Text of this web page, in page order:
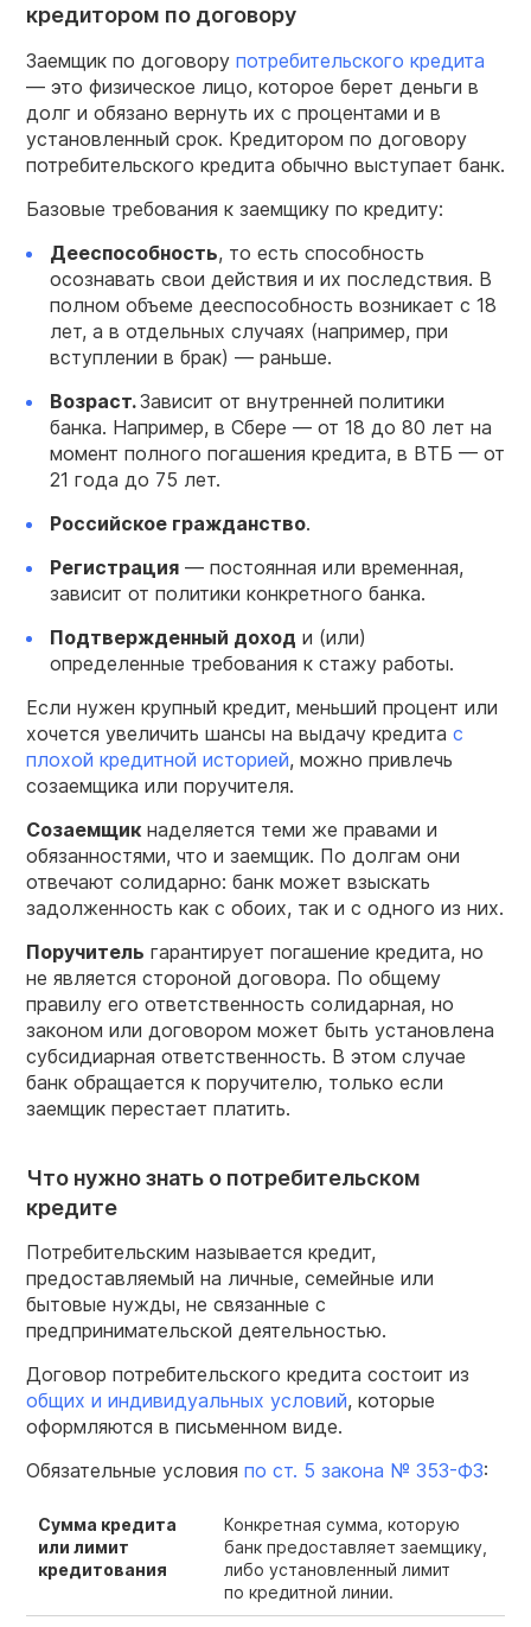
кредитором по договору
Заемщик по договору потребительского кредита
— это физическое лицо, которое берет деньги в
долг и обязано вернуть их с процентами и в
установленный срок. Кредитором по договору
потребительского кредита обычно выступает банк.
Базовые требования к заемщику по кредиту:
Дееспособность, то есть способность
осознавать свои действия и их последствия. В
полном объеме дееспособность возникает с 18
лет, а в отдельных случаях (например, при
вступлении в брак) — раньше.
Возраст.Зависит от внутренней политики
банка. Например, в Сбере — от 18 до 80 лет на
момент полного погашения кредита, в ВТБ — от
21 года до 75 лет.
Российское гражданство.
Регистрация — постоянная или временная,
зависит от политики конкретного банка.
Подтвержденный доход и (или)
определенные требования к стажу работы.
Если нужен крупный кредит, меньший процент или
хочется увеличить шансы на выдачу кредита с
плохой кредитной историей, можно привлечь
созаемщика или поручителя.
Созаемщик наделяется теми же правами и
обязанностями, что и заемщик. По долгам они
отвечают солидарно: банк может взыскать
задолженность как с обоих, так и с одного из них.
Поручитель гарантирует погашение кредита, но
не является стороной договора. По общему
правилу его ответственность солидарная, но
законом или договором может быть установлена
субсидиарная ответственность. В этом случае
банк обращается к поручителю, только если
заемщик перестает платить.
Что нужно знать о потребительском
кредите
Потребительским называется кредит,
предоставляемый на личные, семейные или
бытовые нужды, не связанные с
предпринимательской деятельностью.
Договор потребительского кредита состоит из
общих и индивидуальных условий, которые
оформляются в письменном виде.
Обязательные условия по ст. 5 закона № 353-ФЗ:
Сумма кредита
или лимит
кредитования
Конкретная сумма, которую
банк предоставляет заемщику,
либо установленный лимит
по кредитной линии.